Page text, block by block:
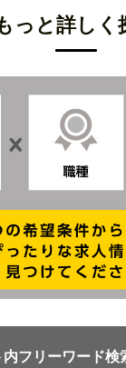
っと詳しく
フリーワード検